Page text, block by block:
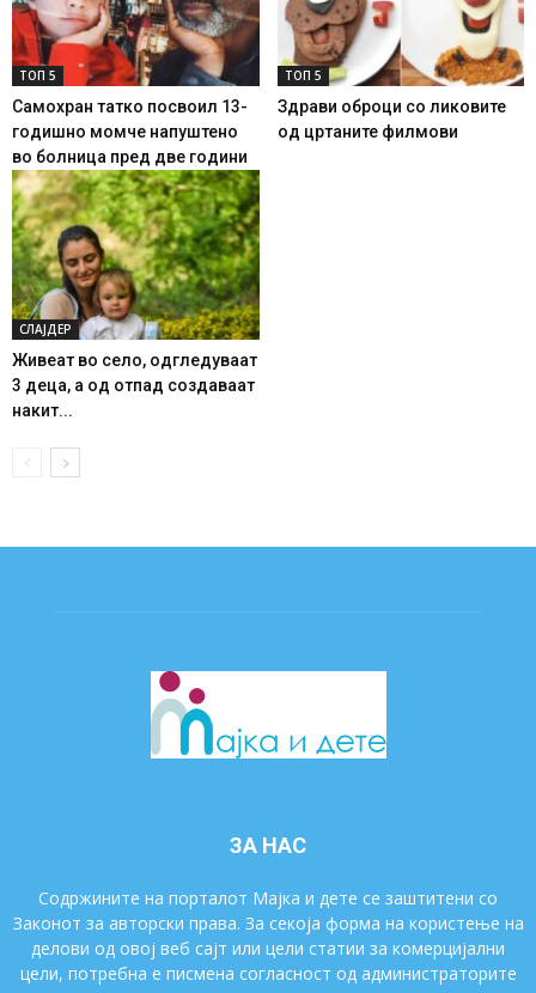
ТОП 5
Самохран татко посвоил 13-
годишно момче напуштено
во болница пред две години
ТОП 5
Здрави оброци со ликовите
од цртаните филмови
СЛАЈДЕР
Живеат во село, одгледуваат
3 деца, а од отпад создаваат
накит...
ЗА НАС
Содржините на порталот Мајка и дете се заштитени со
Законот за авторски права. За секоја форма на користење на
делови од овој веб сајт или цели статии за комерцијални
цели, потребна е писмена согласност од администраторите